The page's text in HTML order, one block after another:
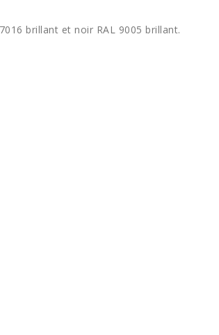
brillant et noir RAL 9005 brillant.